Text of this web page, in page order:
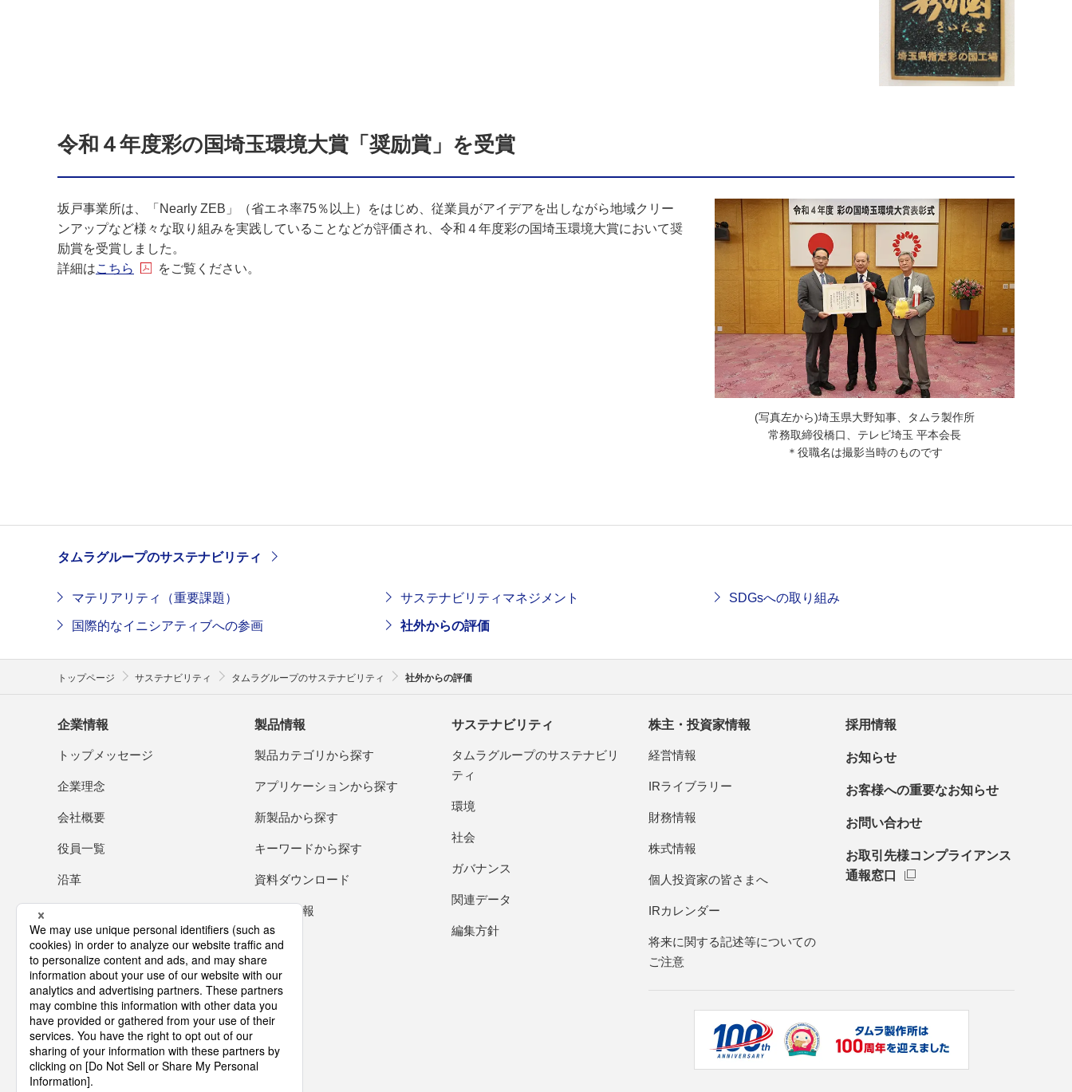
令和４年度彩の国埼玉環境大賞「奨励賞」を受賞
(写真左から)埼玉県大野知事、タムラ製作所
常務取締役橋口、テレビ埼玉 平本会長
＊役職名は撮影当時のものです
坂戸事業所は、「Nearly ZEB」（省エネ率75％以上）をはじめ、従業員がアイデアを出しながら地域クリー
ンアップなど様々な取り組みを実践していることなどが評価され、令和４年度彩の国埼玉環境大賞において奨
励賞を受賞しました。
詳細はこちら をご覧ください。
タムラグループのサステナビリティ
マテリアリティ（重要課題） サステナビリティマネジメント SDGsへの取り組み
国際的なイニシアティブへの参画 社外からの評価
トップページ サステナビリティ タムラグループのサステナビリティ 社外からの評価
企業情報
トップメッセージ
企業理念
会社概要
役員一覧
沿革
早わかりタムラグループ
動画ライブラリ
クーニュのお部屋
100周年記念サイト
製品情報
製品カテゴリから探す
アプリケーションから探す
新製品から探す
キーワードから探す
資料ダウンロード
代理店情報
サステナビリティ
タムラグループのサステナビリ
ティ
環境
社会
ガバナンス
関連データ
編集方針
株主・投資家情報
経営情報
IRライブラリー
財務情報
株式情報
個人投資家の皆さまへ
IRカレンダー
将来に関する記述等についての
ご注意
採用情報
お知らせ
お客様への重要なお知らせ
お問い合わせ
お取引先様コンプライアンス
通報窓口